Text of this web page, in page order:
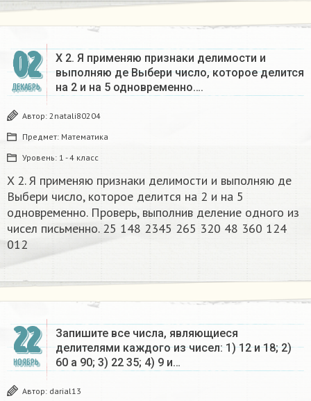
02
ДЕКАБРЬ
X 2. Я применяю признаки делимости и
выполняю де Выбери число, которое делится
на 2 и на 5 одновременно….
Автор: 2natali80204
Предмет: Математика
Уровень: 1 - 4 класс
X 2. Я применяю признаки делимости и выполняю де
Выбери число, которое делится на 2 и на 5
одновременно. Проверь, выполнив деление одного из
чисел письменно. 25 148 2345 265 320 48 360 124
012​
22
НОЯБРЬ
Запишите все числа, являющиеся
делителями каждого из чисел: 1) 12 и 18; 2)
60 a 90; 3) 22 35; 4) 9 и…
Автор: darial13